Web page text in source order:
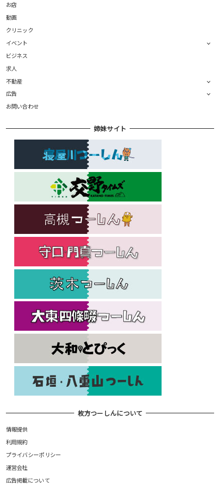
お店
動画
クリニック
イベント
ビジネス
求人
不動産
広告
お問い合わせ
姉妹サイト
枚方つーしんについて
情報提供
利用規約
プライバシーポリシー
運営会社
広告掲載について